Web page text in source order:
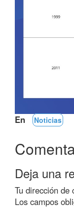
En Noticias
Deja una
Tu dirección de
Los campos